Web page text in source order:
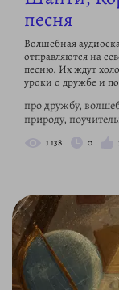
песня
Волшебная
отправляются на
песню. Их ждут
уроки о дружбе и
про дружбу,
природу,
1 138 0